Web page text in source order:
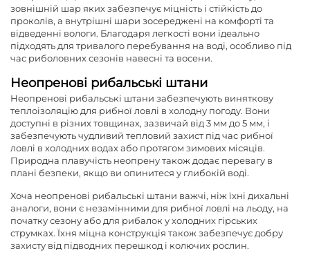
зовнішній шар яких забезпечує міцність і стійкість до
проколів, а внутрішні шари зосереджені на комфорті та
відведенні вологи. Благодаря легкості вони ідеально
підходять для тривалого перебування на воді, особливо під
час риболовних сезонів навесні та восени.
Неопренові рибальські штани
Неопренові рибальські штани забезпечують виняткову
теплоізоляцію для рибної ловлі в холодну погоду. Вони
доступні в різних товщинах, зазвичай від 3 мм до 5 мм, і
забезпечують чудливий тепловий захист під час рибної
ловлі в холодних водах або протягом зимових місяців.
Природна плавучість неопрену також додає перевагу в
плані безпеки, якщо ви опинитеся у глибокій воді.
Хоча неопренові рибальські штани важчі, ніж їхні дихальні
аналоги, вони є незамінними для рибної ловлі на льоду, на
початку сезону або для рибалок у холодних гірських
струмках. Їхня міцна конструкція також забезпечує добру
захисту від підводних перешкод і колючих рослин.